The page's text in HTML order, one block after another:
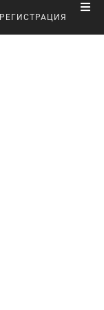
РЕГИСТРАЦИЯ